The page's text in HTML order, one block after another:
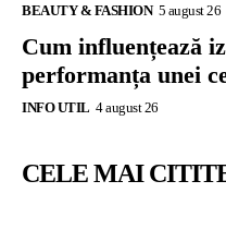
BEAUTY & FASHION 5 august 26
Cum influențează
performanța unei
INFO UTIL 4 august 26
CELE MAI